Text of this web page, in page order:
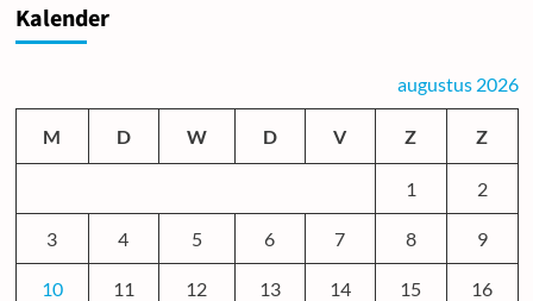
Kalender
augustus 2026
M D W D V Z Z
1 2
3 4 5 6 7 8 9
10 11 12 13 14 15 16